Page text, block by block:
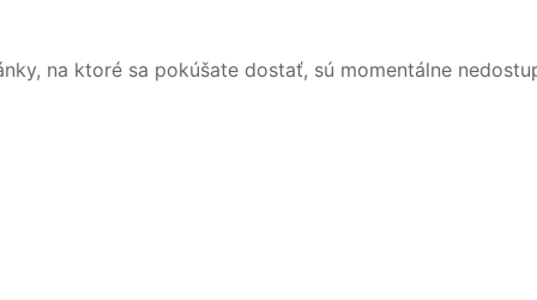
na ktoré sa pokúšate dostať, sú momentálne